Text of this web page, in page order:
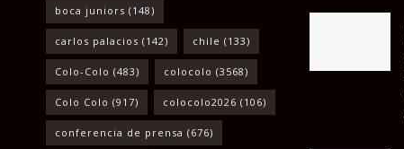
boca juniors (148)
carlos palacios (142) chile (133)
Colo-Colo (483) colocolo (3568)
Colo Colo (917) colocolo2026 (106)
conferencia de prensa (676)